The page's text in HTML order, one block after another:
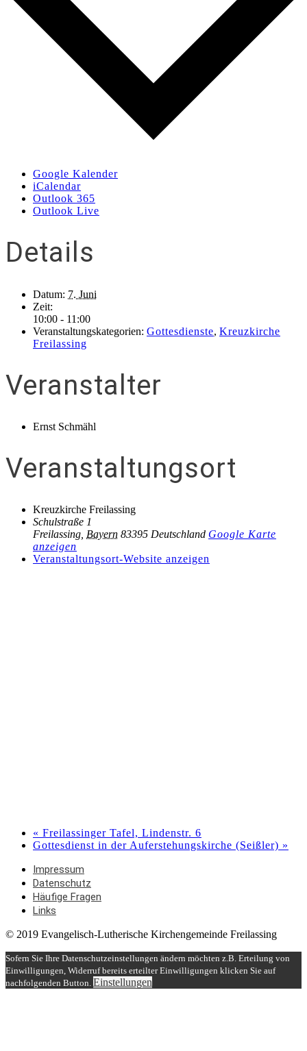
Google Kalender
iCalendar
Outlook 365
Outlook Live
Details
Datum: 7. Juni
Zeit:
10:00 - 11:00
Veranstaltungskategorien: Gottesdienste, Kreuzkirche
Freilassing
Veranstalter
Ernst Schmähl
Veranstaltungsort
Kreuzkirche Freilassing
Schulstraße 1
Freilassing Bayern 83395 Deutschland Google Karte
anzeigen
Veranstaltungsort-Website anzeigen
« Freilassinger Tafel, Lindenstr. 6
Gottesdienst in der Auferstehungskirche (Seißler) »
Impressum
Datenschutz
Häufige Fragen
Links
© 2019 Evangelisch-Lutherische Kirchengemeinde Freilassing
Sofern Sie Ihre Datenschutzeinstellungen ändern möchten z.B. Erteilung von
Einwilligungen, Widerruf bereits erteilter Einwilligungen klicken Sie auf
nachfolgenden Button. Einstellungen